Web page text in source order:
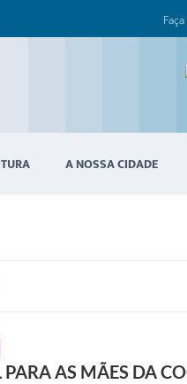
A NOSSA CIDADE
AS MÃES DA